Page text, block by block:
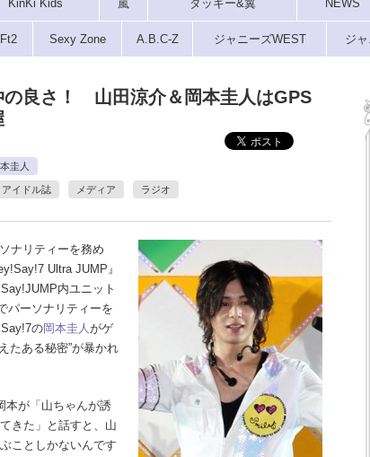
KinKi Kids 嵐 タッキー&翼 NEWS
Sexy Zone A.B.C-Z ジャニーズWEST ジ
の良さ！ 山田涼介＆岡本圭人はGPS
圭人
アイドル誌 メディア ラジオ
ナリティーを務め
Ultra JUMP』
内ユニット
パーソナリティーを
の岡本圭人がゲ
たある秘密”が暴かれ
が「山ちゃんが誘
きた」と話すと、山
ことしかないんです